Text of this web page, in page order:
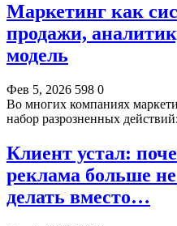
Маркетинг как
продажи,
модель
Фев 5, 2026 598 0
Во многих компаниях
набор разрозненных
Клиент устал:
реклама больше
делать вместо…